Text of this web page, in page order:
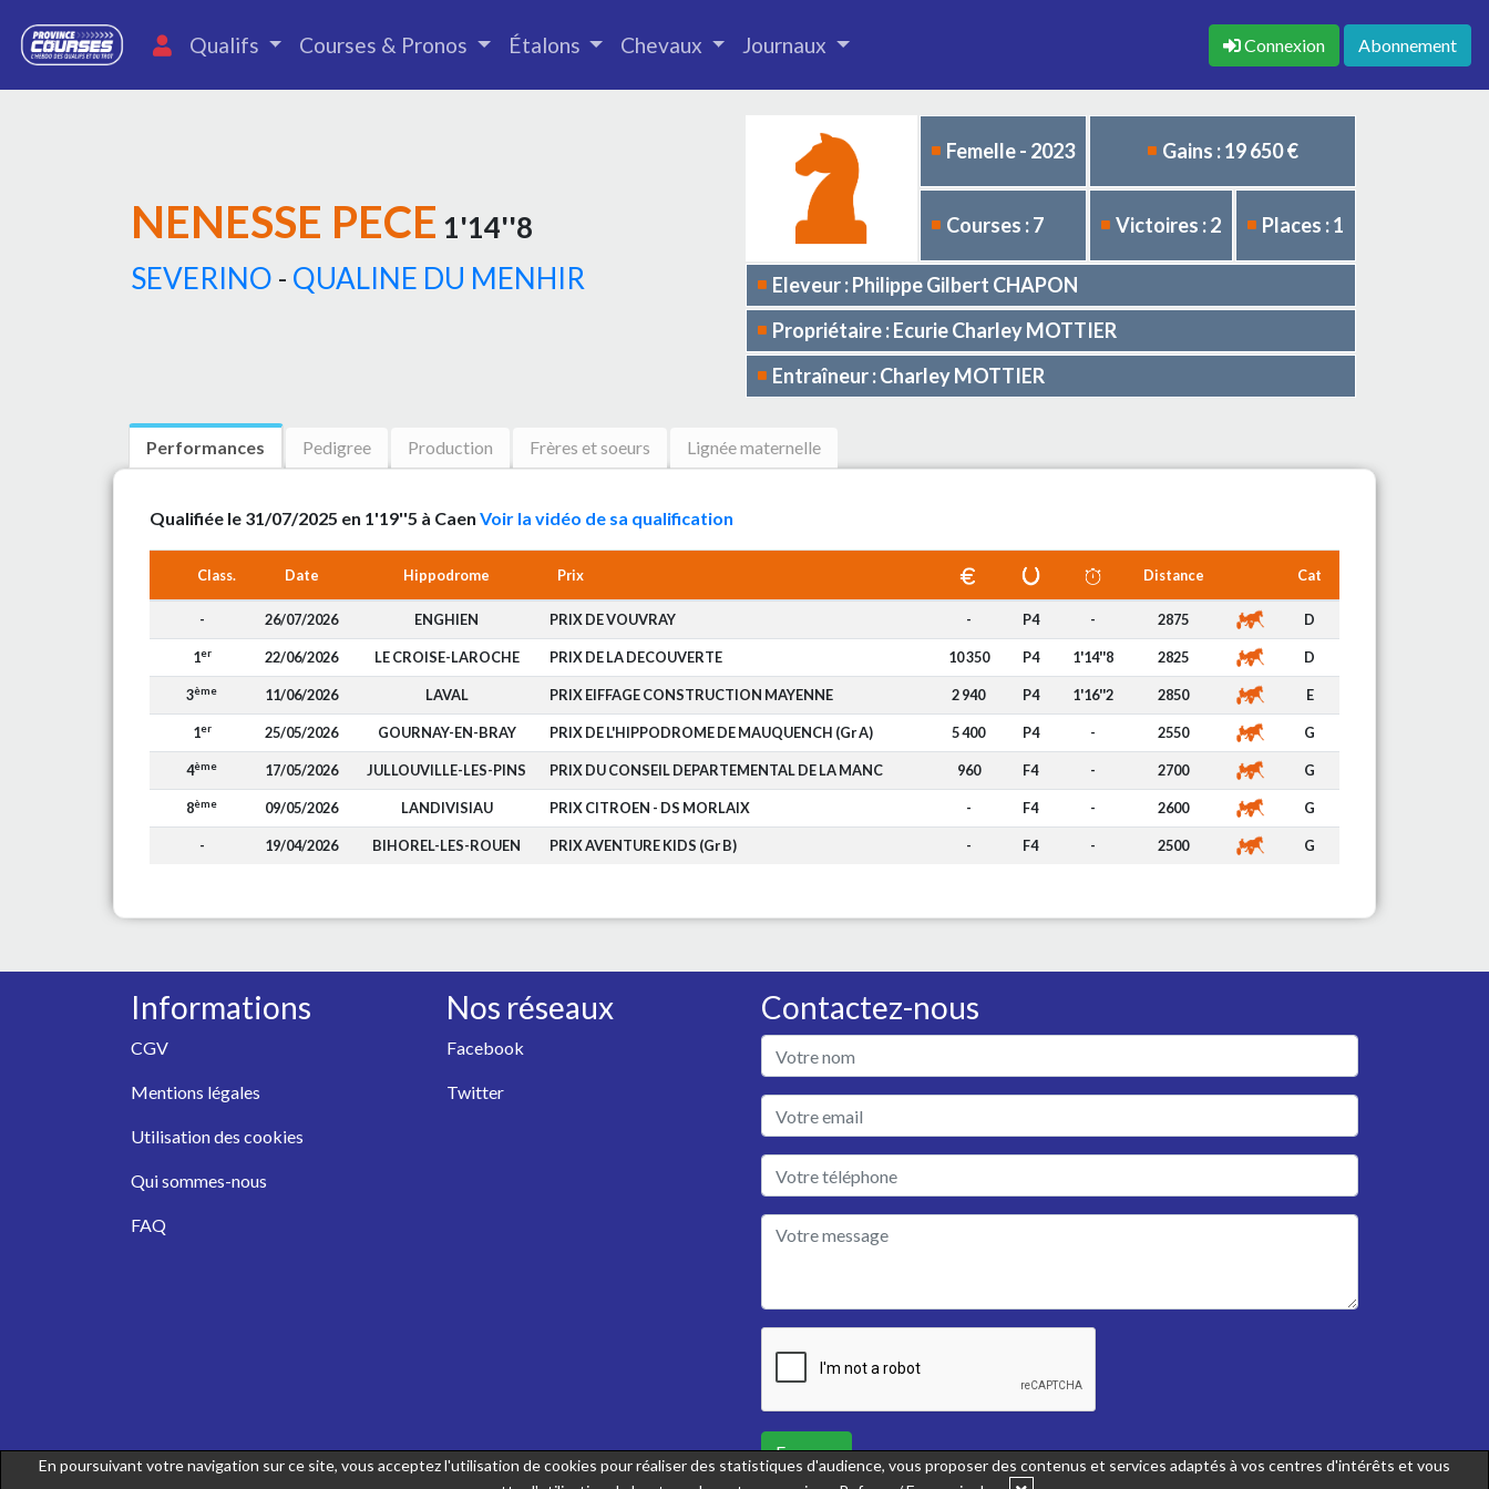
Qualifs Courses & Pronos Étalons Chevaux Journaux Connexion Abonnement
NENESSE PECE 1'14''8
SEVERINO - QUALINE DU MENHIR
Femelle - 2023 Gains : 19 650 €
Courses : 7 Victoires : 2 Places : 1
Eleveur : Philippe Gilbert CHAPON
Propriétaire : Ecurie Charley MOTTIER
Entraîneur : Charley MOTTIER
Performances Pedigree Production Frères et soeurs Lignée maternelle
Qualifiée le 31/07/2025 en 1'19''5 à Caen Voir la vidéo de sa qualification
Class. Date Hippodrome Prix Distance Cat
- 26/07/2026 ENGHIEN PRIX DE VOUVRAY - P4 - 2875 D
1er 22/06/2026 LE CROISE-LAROCHE PRIX DE LA DECOUVERTE 10 350 P4 1'14''8 2825 D
3ème 11/06/2026 LAVAL PRIX EIFFAGE CONSTRUCTION MAYENNE 2 940 P4 1'16''2 2850 E
1er 25/05/2026 GOURNAY-EN-BRAY PRIX DE L'HIPPODROME DE MAUQUENCH (Gr A) 5 400 P4 - 2550 G
4ème 17/05/2026 JULLOUVILLE-LES-PINS PRIX DU CONSEIL DEPARTEMENTAL DE LA MANC 960 F4 - 2700 G
8ème 09/05/2026 LANDIVISIAU PRIX CITROEN - DS MORLAIX - F4 - 2600 G
- 19/04/2026 BIHOREL-LES-ROUEN PRIX AVENTURE KIDS (Gr B) - F4 - 2500 G
Informations
CGV
Mentions légales
Utilisation des cookies
Qui sommes-nous
FAQ
Nos réseaux
Facebook
Twitter
Contactez-nous
Envoyer
En poursuivant votre navigation sur ce site, vous acceptez l'utilisation de cookies pour réaliser des statistiques d'audience, vous proposer des contenus et services adaptés à vos centres d'intérêts et vous